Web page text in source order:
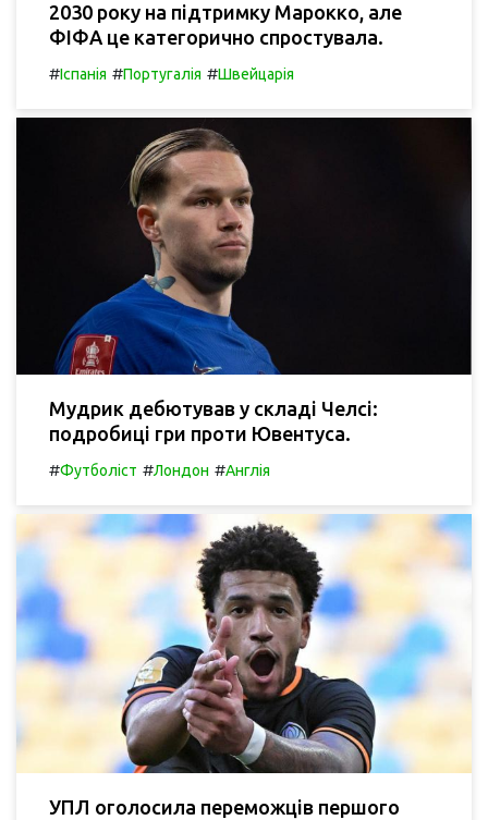
2030 року на підтримку Марокко, але
ФІФА це категорично спростувала.
#Іспанія #Португалія #Швейцарія
Мудрик дебютував у складі Челсі:
подробиці гри проти Ювентуса.
#Футболіст #Лондон #Англія
УПЛ оголосила переможців першого